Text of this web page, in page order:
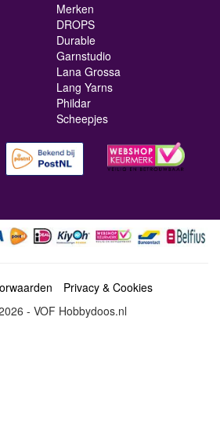
Merken
DROPS
Durable
Garnstudio
Lana Grossa
Lang Yarns
Phildar
Scheepjes
Privacy & Cookies
- VOF Hobbydoos.nl